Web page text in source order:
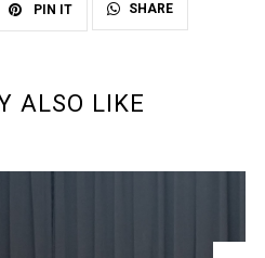
PIN IT SHARE
ALSO LIKE